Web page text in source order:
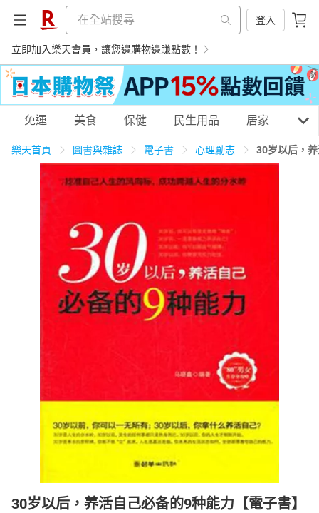
登入
立即加入樂天會員，讓您邊購物邊賺點數！
購物網分類
美食蛋糕 養生保健
居家生活 3C家電 運動休閒
女裝 男裝 化妝保養
免運 美食 保健 民生用品 居家 3C
樂天首頁 圖書與雜誌 電子書 心理勵志 30岁以后，
30岁以后，养活自己必备的9种能力【電子書】